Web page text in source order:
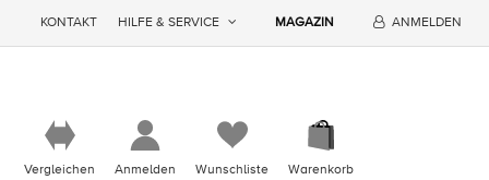
KONTAKT HILFE & SERVICE MAGAZIN ANMELDEN
Vergleichen Anmelden Wunschliste Warenkorb